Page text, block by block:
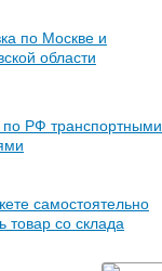
по Москве и
области
по РФ транспортными
самостоятельно
товар со склада